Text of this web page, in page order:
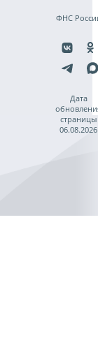
ФНС
Дата
страницы
06.08.2026